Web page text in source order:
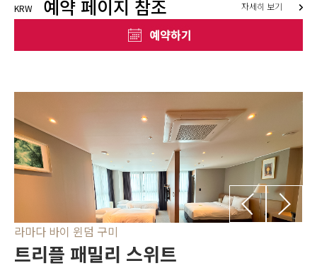
KRW 예약 페이지 참조 자세히 보기
라마다 바이 윈덤 구미
트리플 패밀리 스위트